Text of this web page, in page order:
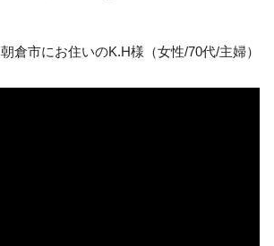
朝倉市にお住いのK.H様（女性/70代/主婦）